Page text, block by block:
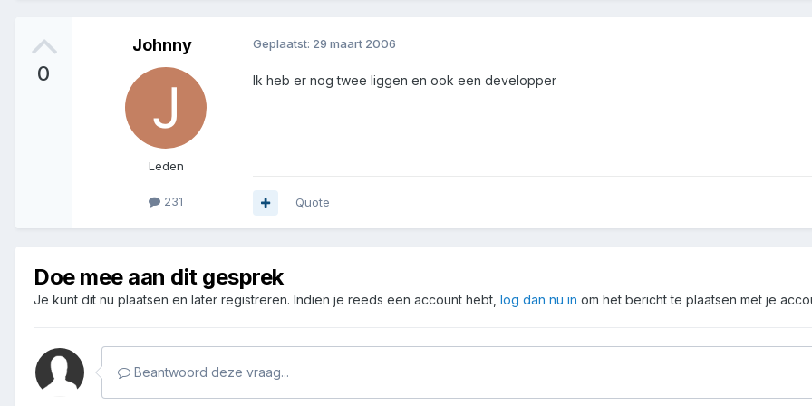
0
Johnny
Leden
231
Geplaatst: 29 maart 2006
Ik heb er nog twee liggen en ook een developper
Quote
Doe mee aan dit gesprek
Je kunt dit nu plaatsen en later registreren. Indien je reeds een account hebt, log dan nu in om het bericht te plaatsen met je
Beantwoord deze vraag...